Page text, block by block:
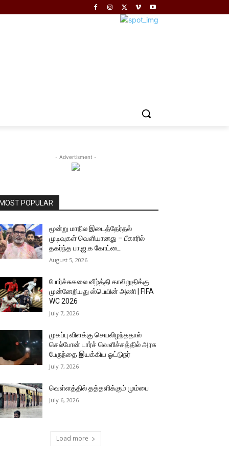
- Advertisment -
MOST POPULAR
மூன்று மாநில இடைத்தேர்தல்
முடிவுகள் வெளியானது – பீகாரில்
தகர்ந்த பா.ஜ.க கோட்டை
August 5, 2026
போர்ச்சுகலை வீழ்த்தி காலிறுதிக்கு
முன்னேறியது ஸ்பெயின் அணி | FIFA
WC 2026
July 7, 2026
முகப்பு விளக்கு செயலிழந்ததால்
செல்போன் டார்ச் வெளிச்சத்தில் அரசு
பேருந்தை இயக்கிய ஓட்டுநர்
July 7, 2026
வெள்ளத்தில் தத்தளிக்கும் மும்பை
July 6, 2026
Load more